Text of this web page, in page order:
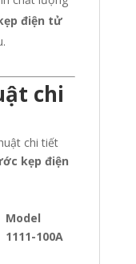
điện tử
chi
chi tiết
kẹp điện
Model
1111-100A